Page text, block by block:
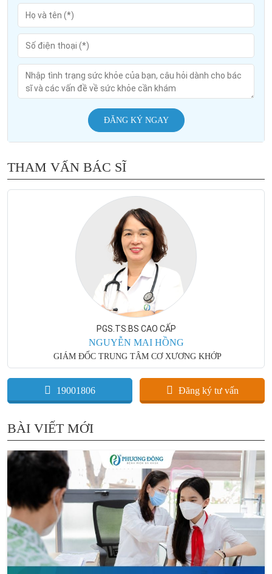
ĐĂNG KÝ NGAY
THAM VẤN BÁC SĨ
PGS.TS.BS CAO CẤP
NGUYỄN MAI HỒNG
GIÁM ĐỐC TRUNG TÂM CƠ XƯƠNG KHỚP
19001806 Đăng ký tư vấn
BÀI VIẾT MỚI